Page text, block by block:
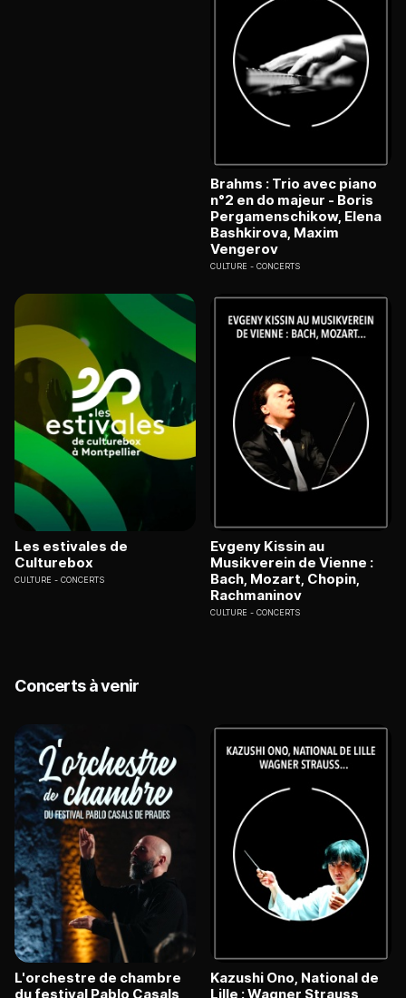
Brahms : Trio avec piano
n°2 en do majeur - Boris
Pergamenschikow, Elena
Bashkirova, Maxim
Vengerov
CULTURE CONCERTS
Les estivales de
Culturebox
CULTURE CONCERTS
Evgeny Kissin au
Musikverein de Vienne :
Bach, Mozart, Chopin,
Rachmaninov
CULTURE CONCERTS
Concerts à venir
L'orchestre de chambre
du festival Pablo Casals
Kazushi Ono, National de
Lille : Wagner Strauss,